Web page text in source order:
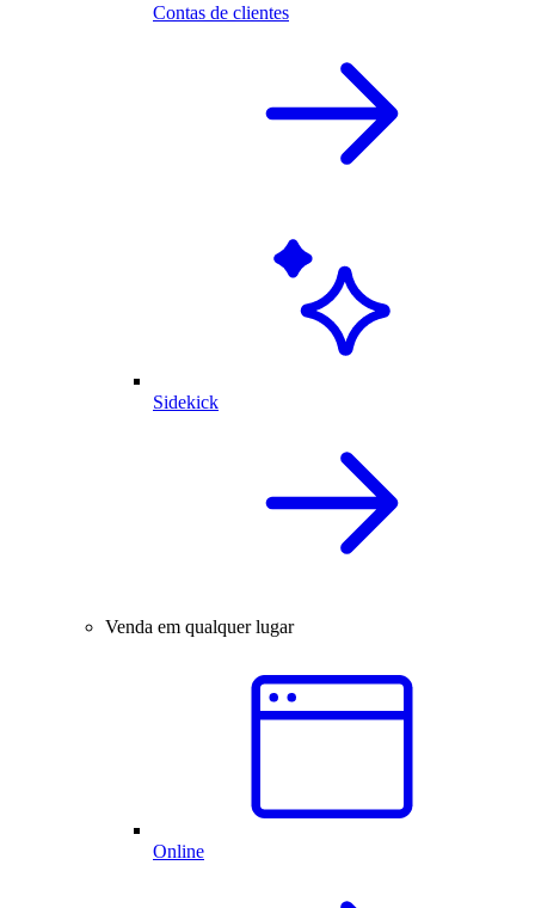
Contas de clientes
Sidekick
Venda em qualquer lugar
Online